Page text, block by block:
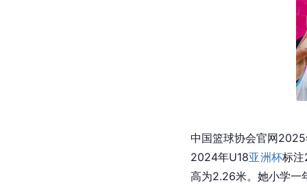
中国篮球协会官网
2024年U18亚洲杯标
高为2.26米。她小学一